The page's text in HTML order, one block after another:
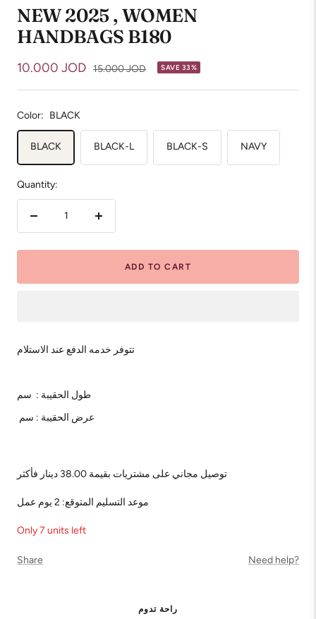
NEW 2025 , WOMEN
HANDBAGS B180
Sale
price
10.000 JOD Regular
15.000 JOD SAVE 33%
Color: BLACK
BLACK BLACK-L BLACK-S NAVY
Quantity:
Decrease
Increase
ADD TO CART
تتوفر خدمه الدفع عند الاستلام
طول الحقيبة : سم
عرض الحقيبة : سم
توصيل مجاني على مشتريات بقيمة 38.00 دينار فأكثر
Only 7 units left
Share Need help?
راحة تدوم